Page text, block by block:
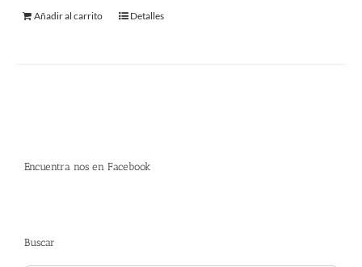
Añadir al carrito Detalles
Encuentra nos en Facebook
Buscar